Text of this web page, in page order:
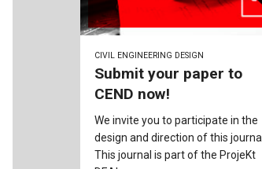
CIVIL ENGINEERING DESIGN
Submit your paper to
CEND now!
We invite you to participate in the
design and direction of this journal.
This journal is part of the ProjeKt